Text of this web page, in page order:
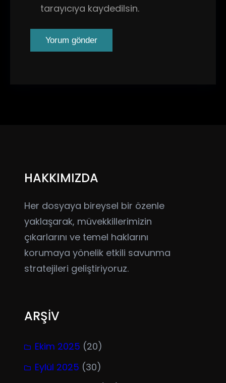
tarayıcıya kaydedilsin.
HAKKIMIZDA
Her dosyaya bireysel bir özenle
yaklaşarak, müvekkillerimizin
çıkarlarını ve temel haklarını
korumaya yönelik etkili savunma
stratejileri geliştiriyoruz.
ARŞİV
Ekim 2025 (20)
Eylül 2025 (30)